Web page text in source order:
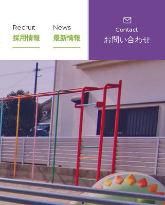
Recruit
採用情報
News
最新情報 お問い合わせ
Contact